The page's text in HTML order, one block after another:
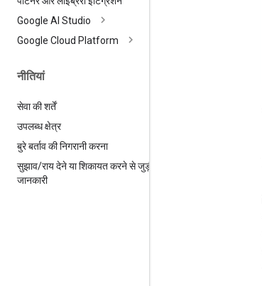
Google AI Studio
Google Cloud Platform
नीतियां
सेवा की शर्तें
उपलब्ध क्षेत्र
बुरे बर्ताव की निगरानी करना
सुझाव/राय देने या शिकायत करने से जुड़ी
जानकारी